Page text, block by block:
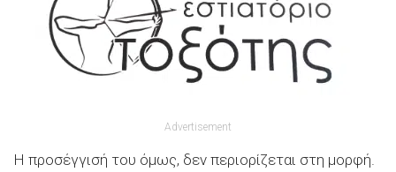
Advertisement
Η προσέγγισή του όμως, δεν περιορίζεται στη μορφή.